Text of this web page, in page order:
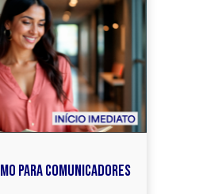
PARA COMUNICADORES